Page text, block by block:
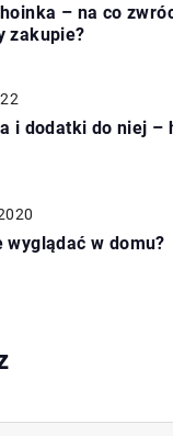
– na co
zakupie?
i dodatki do niej –
wyglądać w domu?